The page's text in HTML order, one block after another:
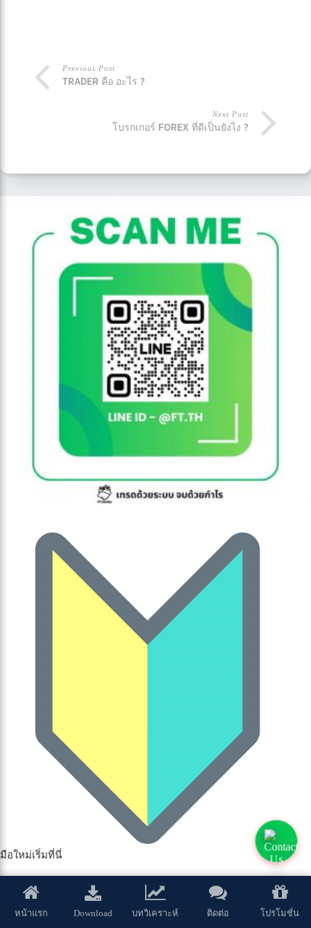
Previous Post
TRADER คือ อะไร ?
Next Post
โบรกเกอร์ FOREX ที่ดีเป็นยังไง ?
มือใหม่เริ่มที่นี่
มือใหม่ต้องอ่าน
หน้าแรก Download บทวิเคราะห์ ติดต่อ โปรโมชั่น